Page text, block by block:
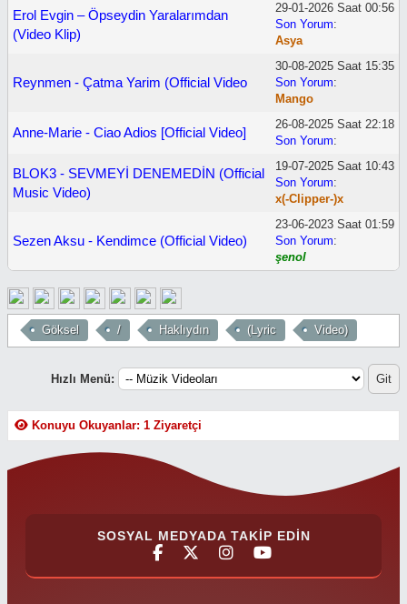
Erol Evgin – Öpseydin Yaralarımdan
(Video Klip)
29-01-2026 Saat 00:56
Son Yorum:
Asya
Reynmen - Çatma Yarim (Official Video
30-08-2025 Saat 15:35
Son Yorum:
Mango
Anne-Marie - Ciao Adios [Official Video]
26-08-2025 Saat 22:18
Son Yorum:
BLOK3 - SEVMEYİ DENEMEDİN (Official
Music Video)
19-07-2025 Saat 10:43
Son Yorum:
x(-Clipper-)x
Sezen Aksu - Kendimce (Official Video)
23-06-2023 Saat 01:59
Son Yorum:
şenol
Göksel / Haklıydın (Lyric Video)
Hızlı Menü:
Konuyu Okuyanlar: 1 Ziyaretçi
SOSYAL MEDYADA TAKIP EDIN